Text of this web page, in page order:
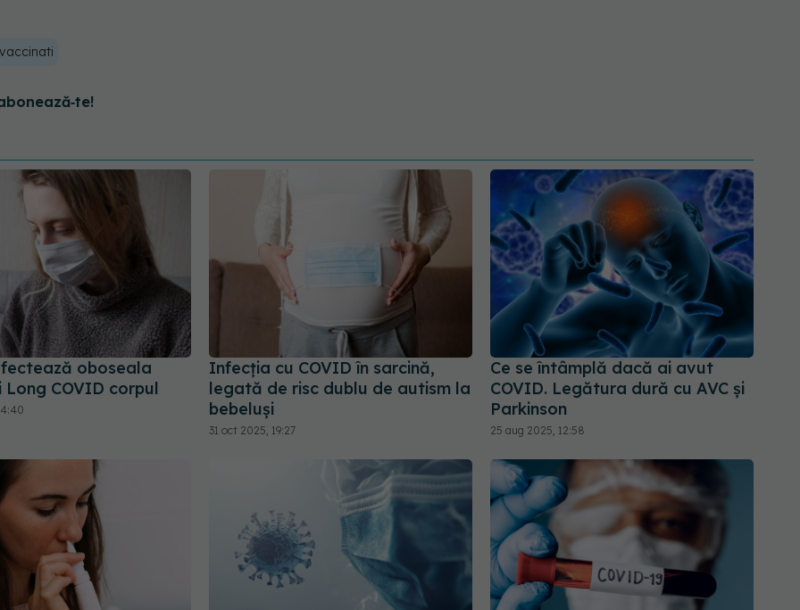
oboseala
Long COVID corpul
Infecția cu COVID în sarcină,
legată de risc dublu de autism la
bebeluși
31 oct 2025, 19:27
Ce se întâmplă dacă ai avut
COVID. Legătura dură cu AVC și
Parkinson
25 aug 2025, 12:58